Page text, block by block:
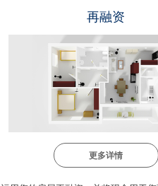
再融资
更多详情